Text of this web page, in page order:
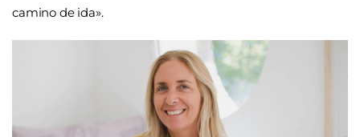
camino de ida».